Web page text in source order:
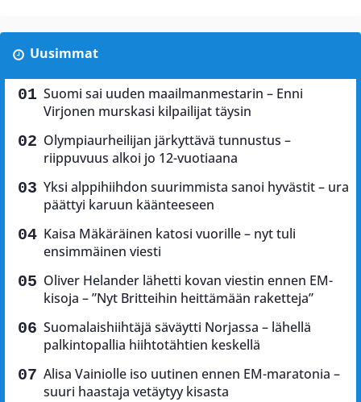
Uusimmat
Suomi sai uuden maailmanmestarin – Enni
Virjonen murskasi kilpailijat täysin
Olympiaurheilijan järkyttävä tunnustus –
riippuvuus alkoi jo 12-vuotiaana
Yksi alppihiihdon suurimmista sanoi hyvästit – ura
päättyi karuun käänteeseen
Kaisa Mäkäräinen katosi vuorille – nyt tuli
ensimmäinen viesti
Oliver Helander lähetti kovan viestin ennen EM-
kisoja – ”Nyt Britteihin heittämään raketteja”
Suomalaishiihtäjä säväytti Norjassa – lähellä
palkintopallia hiihtotähtien keskellä
Alisa Vainiolle iso uutinen ennen EM-maratonia –
suuri haastaja vetäytyy kisasta